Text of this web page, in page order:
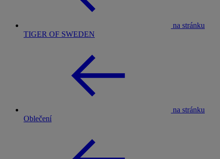
na stránku
TIGER OF SWEDEN
na stránku
Oblečení